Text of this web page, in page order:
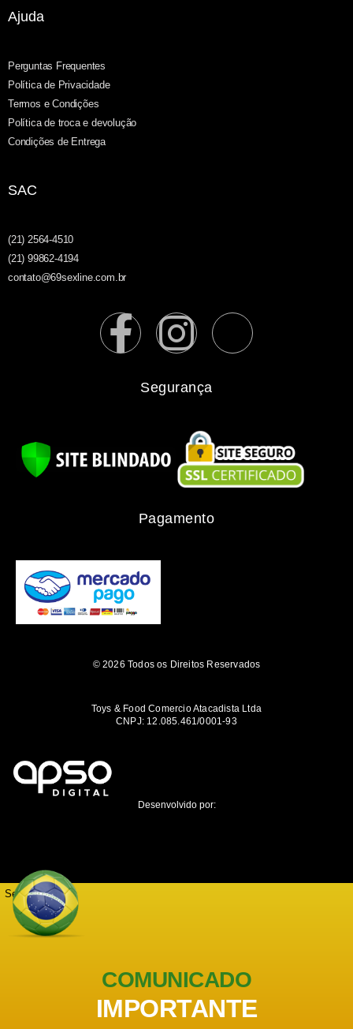
Ajuda
Perguntas Frequentes
Política de Privacidade
Termos e Condições
Política de troca e devolução
Condições de Entrega
SAC
(21) 2564-4510
(21) 99862-4194
contato@69sexline.com.br
Segurança
Pagamento
© 2026 Todos os Direitos Reservados
Toys & Food Comercio Atacadista Ltda
CNPJ: 12.085.461/0001-93
Desenvolvido por:
Seja notificado
COMUNICADO
IMPORTANTE